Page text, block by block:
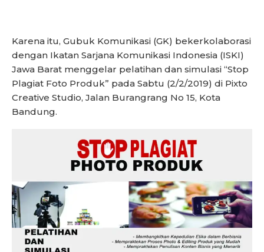
Karena itu, Gubuk Komunikasi (GK) bekerkolaborasi
dengan Ikatan Sarjana Komunikasi Indonesia (ISKI)
Jawa Barat menggelar pelatihan dan simulasi “Stop
Plagiat Foto Produk” pada Sabtu (2/2/2019) di Pixto
Creative Studio, Jalan Burangrang No 15, Kota
Bandung.